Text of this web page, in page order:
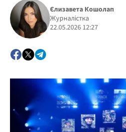
Єлизавета Кошолап
Журналістка
22.05.2026 12:27